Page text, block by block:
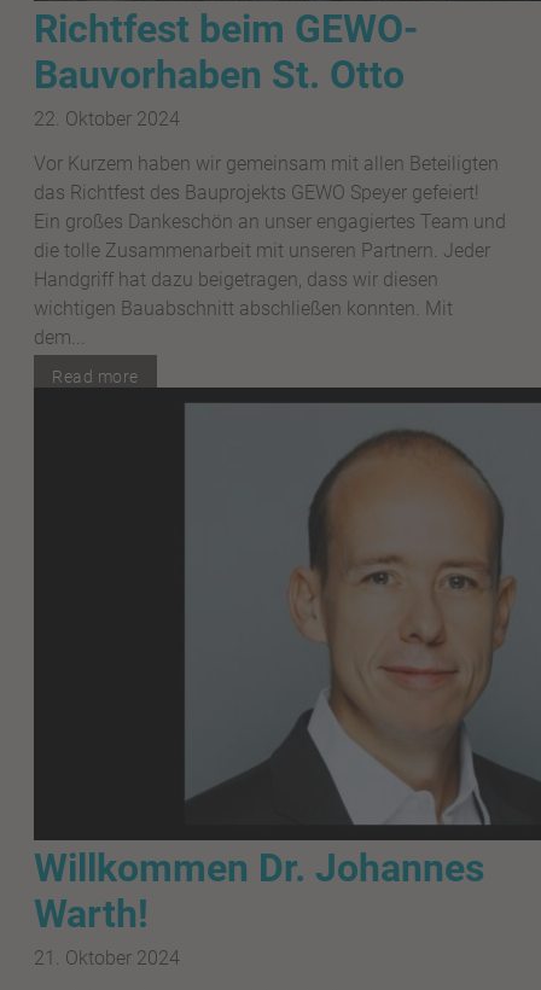
Richtfest beim GEWO-
Bauvorhaben St. Otto
22. Oktober 2024
Vor Kurzem haben wir gemeinsam mit allen Beteiligten
das Richtfest des Bauprojekts GEWO Speyer gefeiert!
Ein großes Dankeschön an unser engagiertes Team und
die tolle Zusammenarbeit mit unseren Partnern. Jeder
Handgriff hat dazu beigetragen, dass wir diesen
wichtigen Bauabschnitt abschließen konnten. Mit
dem...
Read more
Willkommen Dr. Johannes
Warth!
21. Oktober 2024